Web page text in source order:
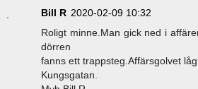
Bill R 2020-02-09 10:32
Roligt minne.Man gick ned i
dörren
fanns ett trappsteg.Affärsgolvet
Kungsgatan.